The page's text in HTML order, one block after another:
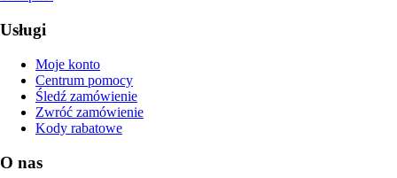
Usługi
Moje konto
Centrum pomocy
Śledź zamówienie
Zwróć zamówienie
Kody rabatowe
O nas